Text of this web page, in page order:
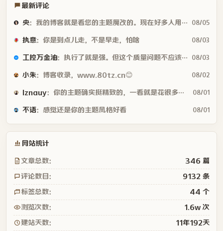
最新评论
央：我的博客就是看您的主题魔改的。现在好多人用你这个AI做的，就否定别人... 08/05
执意：你是到点儿走，不是早走，怕啥 08/03
工控万金油：执行了就是强。但这个质量问题不应该由物业或是房产公司来处理吗😂 08/03
小朱：博客收录，www.80tz.cn😊 08/02
lznauy：你的主题确实挺精致的，一看就是花很多时间打磨的，现在都是用AI写代码... 08/01
不语：感觉还是你的主题风格好看 08/01
网站统计
文章总数： 346 篇
评论数目： 9132 条
标签总数： 44 个
浏览次数： 1.6w 次
建站天数： 11年192天